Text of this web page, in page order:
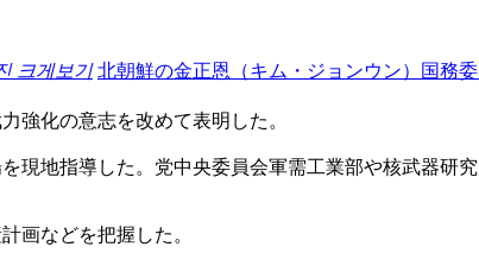
크게보기 北朝鮮の金正恩（キム・ジョンウン）国務
強化の意志を改めて表明した。
地指導した。党中央委員会軍需工業部や核武器研究
画などを把握した。